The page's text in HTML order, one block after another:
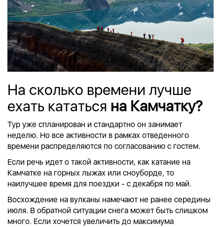
На сколько времени лучше
ехать кататься на Камчатку?
Тур уже спланирован и стандартно он занимает
неделю. Но все активности в рамках отведенного
времени распределяются по согласованию с гостем.
Если речь идет о такой активности, как катание на
Камчатке на горных лыжах или сноуборде, то
наилучшее время для поездки - с декабря по май.
Восхождение на вулканы намечают не ранее середины
июля. В обратной ситуации снега может быть слишком
много. Если хочется увеличить до максимума